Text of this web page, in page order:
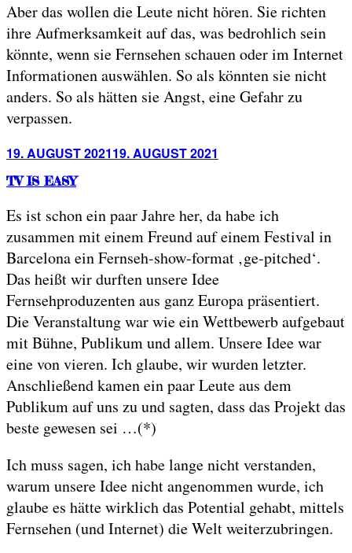
Aber das wollen die Leute nicht hören. Sie richten
ihre Aufmerksamkeit auf das, was bedrohlich sein
könnte, wenn sie Fernsehen schauen oder im Internet
Informationen auswählen. So als könnten sie nicht
anders. So als hätten sie Angst, eine Gefahr zu
verpassen.
Posted
19. AUGUST 202119. AUGUST 2021
TV IS EASY
Es ist schon ein paar Jahre her, da habe ich
zusammen mit einem Freund auf einem Festival in
Barcelona ein Fernseh-show-format ‚ge-pitched‘.
Das heißt wir durften unsere Idee
Fernsehproduzenten aus ganz Europa präsentiert.
Die Veranstaltung war wie ein Wettbewerb aufgebaut
mit Bühne, Publikum und allem. Unsere Idee war
eine von vieren. Ich glaube, wir wurden letzter.
Anschließend kamen ein paar Leute aus dem
Publikum auf uns zu und sagten, dass das Projekt das
beste gewesen sei …(*)
Ich muss sagen, ich habe lange nicht verstanden,
warum unsere Idee nicht angenommen wurde, ich
glaube es hätte wirklich das Potential gehabt, mittels
Fernsehen (und Internet) die Welt weiterzubringen.